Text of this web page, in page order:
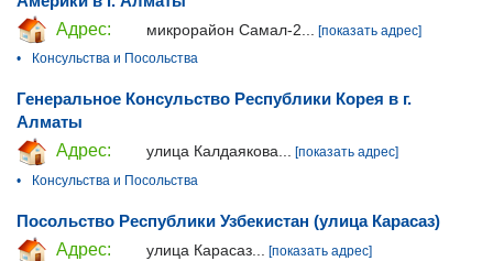
Адрес:
микрорайон Самал-2...
[показать адрес]
•
Консульства и Посольства
Генеральное Консульство Республики Корея в г.
Алматы
Адрес:
улица Калдаякова... [показать адрес]
•
Консульства и Посольства
Посольство Республики Узбекистан (улица Карасаз)
Адрес:
улица Карасаз...
[показать адрес]